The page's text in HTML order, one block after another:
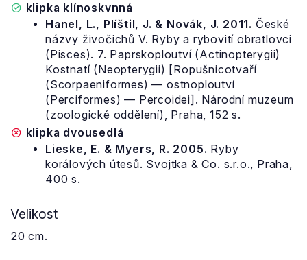
klipka klínoskvnná
Hanel, L., Plíštil, J. & Novák, J. 2011. České
názvy živočichů V. Ryby a rybovití obratlovci
(Pisces). 7. Paprskoploutví (Actinopterygii)
Kostnatí (Neopterygii) [Ropušnicotvaří
(Scorpaeniformes) — ostnoploutví
(Perciformes) — Percoidei]. Národní muzeum
(zoologické oddělení), Praha, 152 s.
klipka dvousedlá
Lieske, E. & Myers, R. 2005. Ryby
korálových útesů. Svojtka & Co. s.r.o., Praha,
400 s.
Velikost
20 cm.